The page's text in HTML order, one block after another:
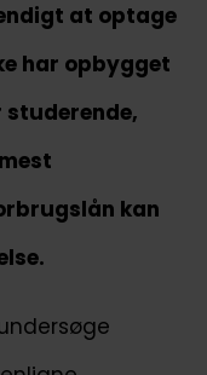
sammenligner
tilbud for at
dine lån.
K
at optage
har opbygget
studerende,
kan